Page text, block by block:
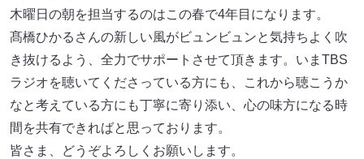
木曜日の朝を担当するのはこの春で4年目になります。
髙橋ひかるさんの新しい風がビュンビュンと気持ちよく吹
き抜けるよう、全力でサポートさせて頂きます。いまTBS
ラジオを聴いてくださっている方にも、これから聴こうか
なと考えている方にも丁寧に寄り添い、心の味方になる時
間を共有できればと思っております。
皆さま、どうぞよろしくお願いします。